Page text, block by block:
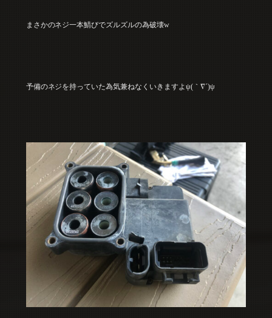
まさかのネジ一本鯖びでズルズルの為破壊w
予備のネジを持っていた為気兼ねなくいきますよψ(｀∇´)ψ